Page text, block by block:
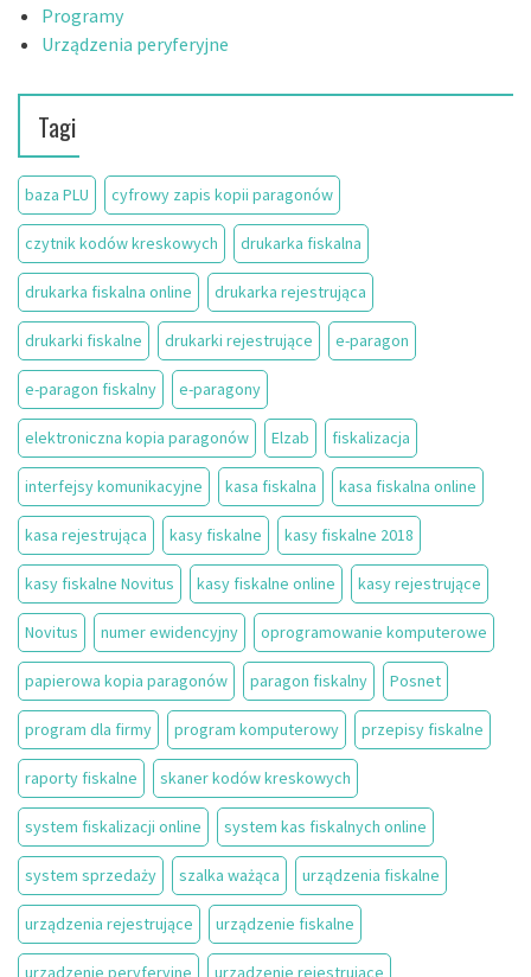
Programy
Urządzenia peryferyjne
Tagi
baza PLU cyfrowy zapis kopii paragonów
czytnik kodów kreskowych drukarka fiskalna
drukarka fiskalna online drukarka rejestrująca
drukarki fiskalne drukarki rejestrujące e-paragon
e-paragon fiskalny e-paragony
elektroniczna kopia paragonów Elzab fiskalizacja
interfejsy komunikacyjne kasa fiskalna kasa fiskalna online
kasa rejestrująca kasy fiskalne kasy fiskalne 2018
kasy fiskalne Novitus kasy fiskalne online kasy rejestrujące
Novitus numer ewidencyjny oprogramowanie komputerowe
papierowa kopia paragonów paragon fiskalny Posnet
program dla firmy program komputerowy przepisy fiskalne
raporty fiskalne skaner kodów kreskowych
system fiskalizacji online system kas fiskalnych online
system sprzedaży szalka ważąca urządzenia fiskalne
urządzenia rejestrujące urządzenie fiskalne
urządzenie peryferyjne urządzenie rejestrujące